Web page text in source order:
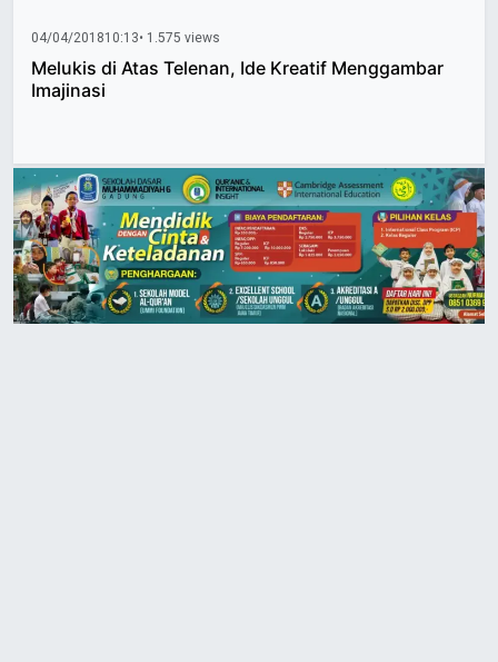
04/04/201810:13• 1.575 views
Melukis di Atas Telenan, Ide Kreatif Menggambar
Imajinasi